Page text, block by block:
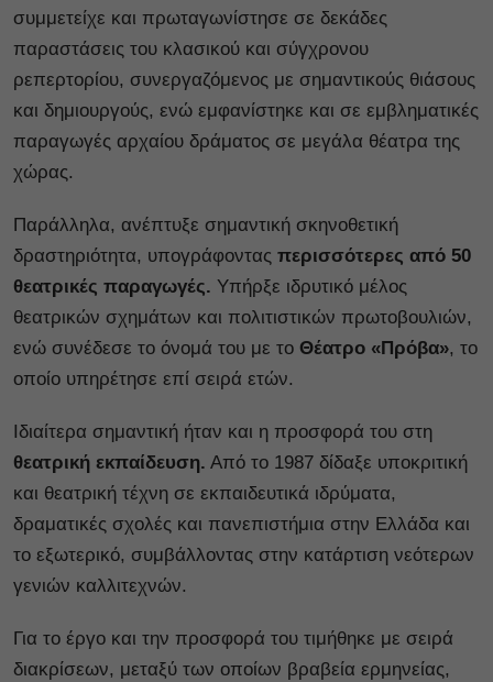
συμμετείχε και πρωταγωνίστησε σε δεκάδες
παραστάσεις του κλασικού και σύγχρονου
ρεπερτορίου, συνεργαζόμενος με σημαντικούς θιάσους
και δημιουργούς, ενώ εμφανίστηκε και σε εμβληματικές
παραγωγές αρχαίου δράματος σε μεγάλα θέατρα της
χώρας.
Παράλληλα, ανέπτυξε σημαντική σκηνοθετική
δραστηριότητα, υπογράφοντας περισσότερες από 50
θεατρικές παραγωγές. Υπήρξε ιδρυτικό μέλος
θεατρικών σχημάτων και πολιτιστικών πρωτοβουλιών,
ενώ συνέδεσε το όνομά του με το Θέατρο «Πρόβα», το
οποίο υπηρέτησε επί σειρά ετών.
Ιδιαίτερα σημαντική ήταν και η προσφορά του στη
θεατρική εκπαίδευση. Από το 1987 δίδαξε υποκριτική
και θεατρική τέχνη σε εκπαιδευτικά ιδρύματα,
δραματικές σχολές και πανεπιστήμια στην Ελλάδα και
το εξωτερικό, συμβάλλοντας στην κατάρτιση νεότερων
γενιών καλλιτεχνών.
Για το έργο και την προσφορά του τιμήθηκε με σειρά
διακρίσεων, μεταξύ των οποίων βραβεία ερμηνείας,